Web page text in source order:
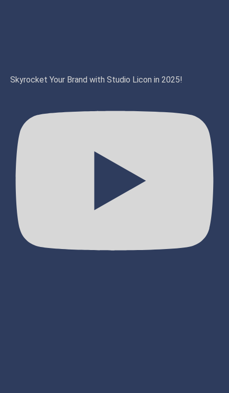
Skyrocket Your Brand with Studio Licon in 2025!